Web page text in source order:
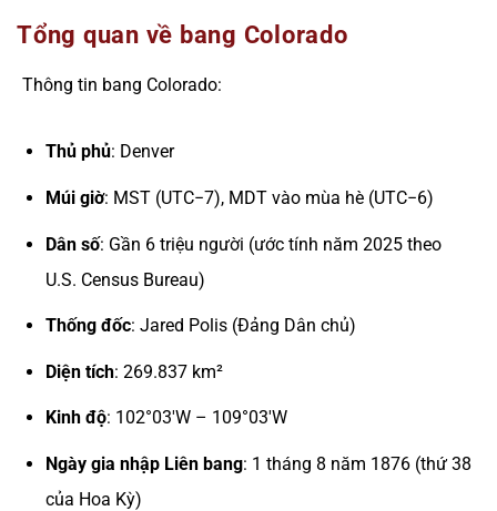
Tổng quan về bang Colorado
Thông tin bang Colorado:
Thủ phủ: Denver
Múi giờ: MST (UTC−7), MDT vào mùa hè (UTC−6)
Dân số: Gần 6 triệu người (ước tính năm 2025 theo
U.S. Census Bureau)
Thống đốc: Jared Polis (Đảng Dân chủ)
Diện tích: 269.837 km²
Kinh độ: 102°03′W – 109°03′W
Ngày gia nhập Liên bang: 1 tháng 8 năm 1876 (thứ 38
của Hoa Kỳ)